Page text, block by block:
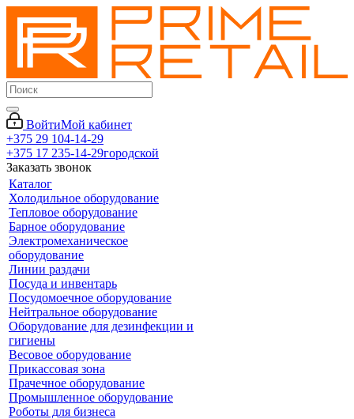
ВойтиМой кабинет
+375 29 104-14-29
+375 17 235-14-29городской
Заказать звонок
Каталог
Холодильное оборудование
Тепловое оборудование
Барное оборудование
Электромеханическое
оборудование
Линии раздачи
Посуда и инвентарь
Посудомоечное оборудование
Нейтральное оборудование
Оборудование для дезинфекции и
гигиены
Весовое оборудование
Прикассовая зона
Прачечное оборудование
Промышленное оборудование
Роботы для бизнеса